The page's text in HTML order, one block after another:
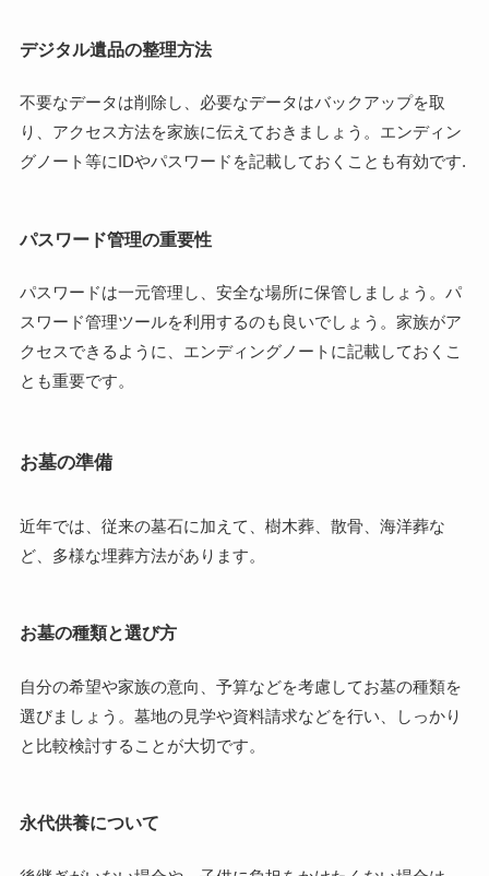
デジタル遺品の整理方法
不要なデータは削除し、必要なデータはバックアップを取
り、アクセス方法を家族に伝えておきましょう。エンディン
グノート等にIDやパスワードを記載しておくことも有効です.
パスワード管理の重要性
パスワードは一元管理し、安全な場所に保管しましょう。パ
スワード管理ツールを利用するのも良いでしょう。家族がア
クセスできるように、エンディングノートに記載しておくこ
とも重要です。
お墓の準備
近年では、従来の墓石に加えて、樹木葬、散骨、海洋葬な
ど、多様な埋葬方法があります。
お墓の種類と選び方
自分の希望や家族の意向、予算などを考慮してお墓の種類を
選びましょう。墓地の見学や資料請求などを行い、しっかり
と比較検討することが大切です。
永代供養について